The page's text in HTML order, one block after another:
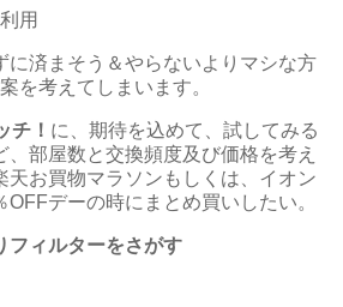
用
に済まそう＆やらないよりマシな方
を考えてしまいます。
チ！ に、期待を込めて、試してみる
、部屋数と交換頻度及び価格を考え
天お買物マラソンもしくは、イオン
OFFデーの時にまとめ買いしたい。
フィルターをさがす